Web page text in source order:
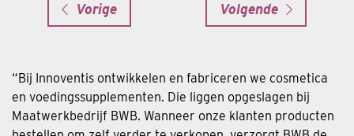
Vorige Volgende
“Bij Innoventis ontwikkelen en fabriceren we cosmetica
en voedingssupplementen. Die liggen opgeslagen bij
Maatwerkbedrijf BWB. Wanneer onze klanten producten